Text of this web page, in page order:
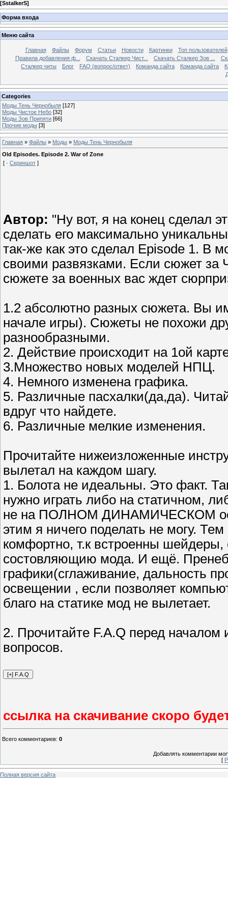
[SstalkerS]
Форма входа
Меню сайта
Главная Файлы Форум Статьи Новости Картинки
Топ пользователей
Правила добавления ф...
Скачать Сталкер Чист... Скачать Сталкер Зов ...
Сталкер читы
Блог FAQ (вопрос/ответ) Команда сайта Команда сайта
Categories
Моды Тень Чернобыля [127]
Моды Чистое Небо [32]
Моды Зов Припяти [66]
Прочие моды [3]
Главная » Файлы » Моды » Моды Тень Чернобыля
Old Episodes. Episode 2. War of Zone
[ · Скриншот ]
Автор: "Ну вот, я на конец сделал
сделать его максимально
так-же как это сделал Episode 1. В
своими развязками. Если сюжет за
сюжете за военных вас ждет
1.2 абсолютно разных сюжета. Вы
начале игры). Сюжеты не похожи
разнообразными.
2. Действие происходит на 1ой
3.Множество новых моделей НПЦ.
4. Немного изменена графика.
5. Различные пасхалки(да,да).
вдруг что найдете.
6. Различные мелкие изменения.
Прочитайте нижеизложенные
вылетал на каждом шагу.
1. Болота не идеальны. Это факт.
нужно играть либо на статичном,
не на ПОЛНОМ ДИНАМИЧЕСКОМ
этим я ничего поделать не могу.
комфортно, т.к встроенны
состовляющию мода. И ещё.
графики(сглаживание, дальность
освещении , если позволяет
благо на статике мод не вылетает.
2. Прочитайте F.A.Q перед началом
вопросов.
ссылка на скачивание скоро
Всего комментариев: 0
Добавлять комментарии
[
Полная версия сайта